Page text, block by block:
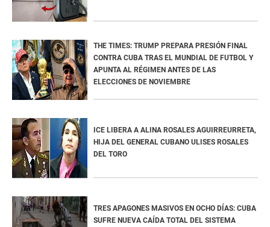
THE TIMES: TRUMP PREPARA PRESIÓN FINAL
CONTRA CUBA TRAS EL MUNDIAL DE FUTBOL Y
APUNTA AL RÉGIMEN ANTES DE LAS
ELECCIONES DE NOVIEMBRE
ICE LIBERA A ALINA ROSALES AGUIRREURRETA,
HIJA DEL GENERAL CUBANO ULISES ROSALES
DEL TORO
TRES APAGONES MASIVOS EN OCHO DÍAS: CUBA
SUFRE NUEVA CAÍDA TOTAL DEL SISTEMA